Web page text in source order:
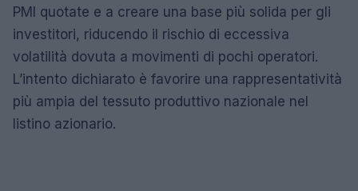
PMI quotate e a creare una base più solida per gli
investitori, riducendo il rischio di eccessiva
volatilità dovuta a movimenti di pochi operatori.
L’intento dichiarato è favorire una rappresentatività
più ampia del tessuto produttivo nazionale nel
listino azionario.